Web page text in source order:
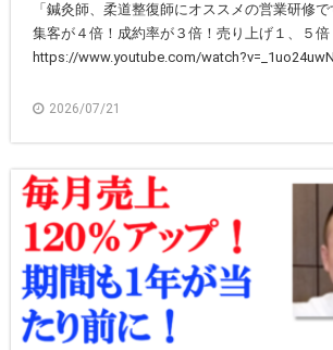
「鍼灸師、柔道整復師にオススメの営業研修
集客が４倍！成約率が３倍！売り上げ１、５倍
https://www.youtube.com/
2026/07/21